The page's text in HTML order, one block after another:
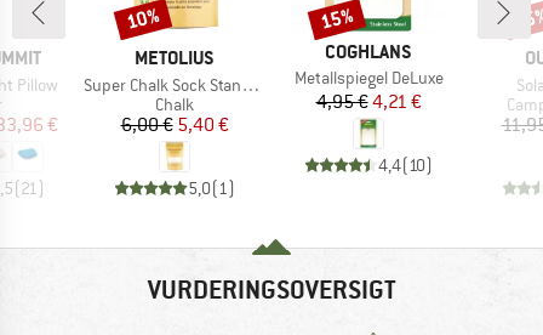
Pillow
pris
€
(21)
MÆRKE
METOLIUS
Artikel
Super Chalk Sock Standard
Produktgruppe
Chalk
Pris
6,00 €Nedsat pris
5,40 €
5,0(1)
Rabat
10%
MÆRKE
COGHLANS
Artikel
Metallspiegel DeLuxe
Pris
4,95 €Nedsat pris
4,21 €
4,4(10)
Rabat
15%
VURDERINGSOVERSIGT